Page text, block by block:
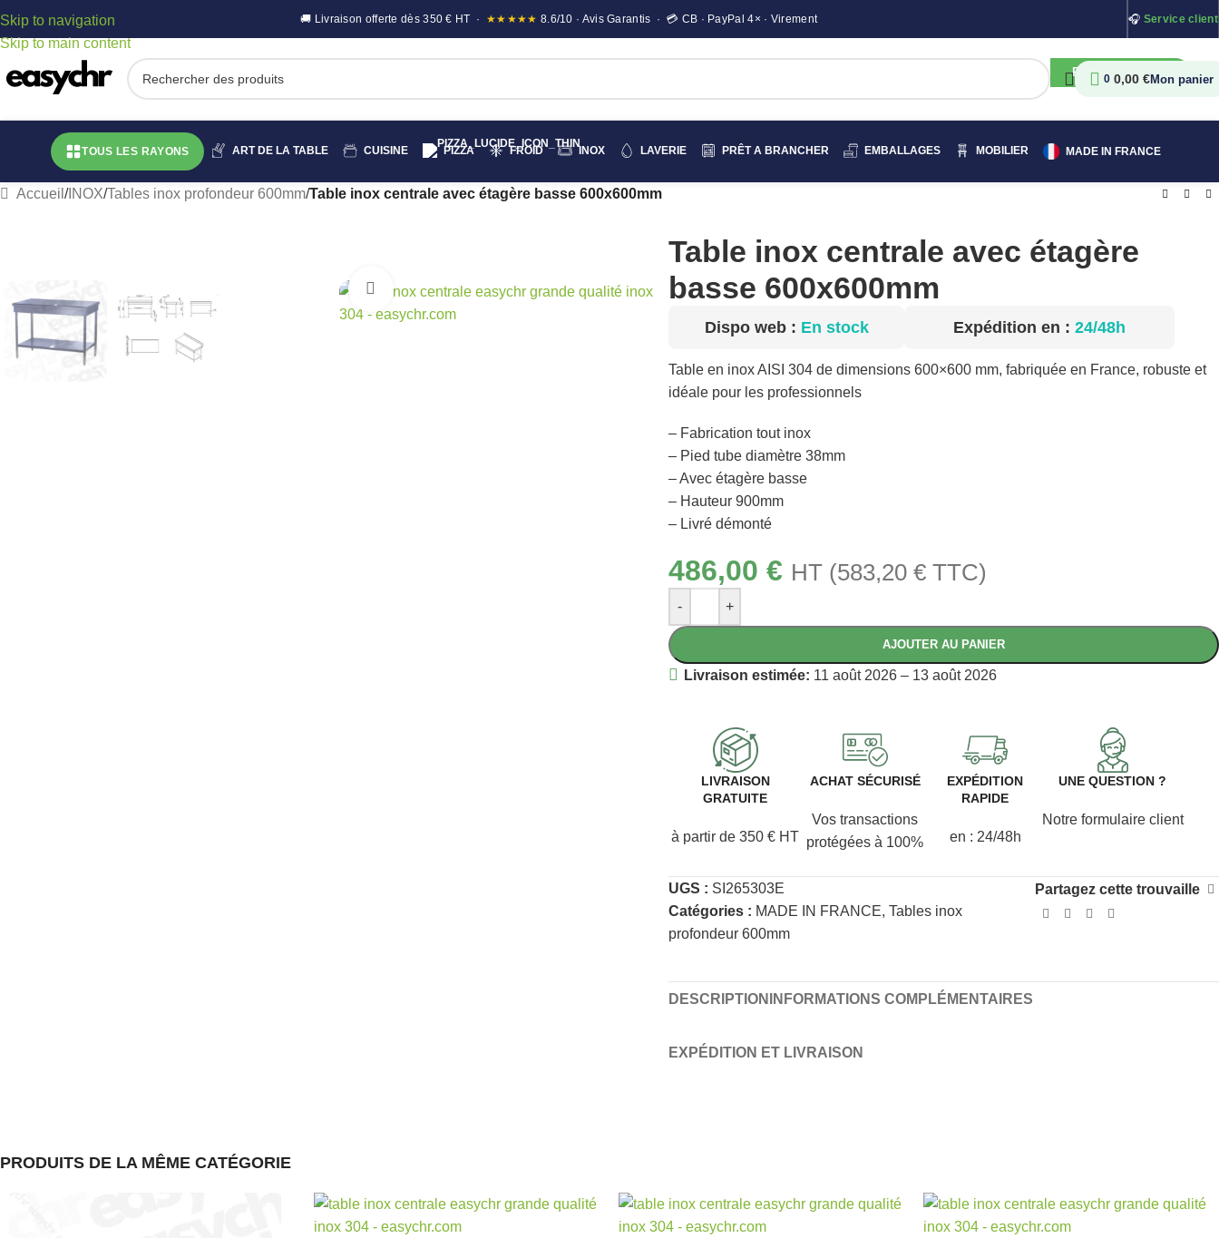
Skip to navigation
Skip to main content
🚚 Livraison offerte dès 350 € HT · ★★★★★ 8.6/10 · Avis Garantis · 💳 CB · PayPal 4× · Virement 🎧 Service client
RECHERCHER
0 0,00 €
TOUS LES RAYONS ART DE LA TABLE CUISINE PIZZA FROID INOX LAVERIE PRÊT A BRANCHER EMBALLAGES MOBILIER MADE IN FRANCE
Accueil /INOX/Tables inox profondeur 600mm/Table inox centrale avec étagère basse 600x600mm
Cliquez pour agrandir
Table inox centrale avec étagère
basse 600x600mm
Dispo web : En stock Expédition en :24/48h
Table en inox AISI 304 de dimensions 600×600 mm, fabriquée en France, robuste et
idéale pour les professionnels
– Fabrication tout inox
– Pied tube diamètre 38mm
– Avec étagère basse
– Hauteur 900mm
– Livré démonté
486,00€ HT (583,20€ TTC)
- +
AJOUTER AU PANIER
Livraison estimée: 11 août 2026 – 13 août 2026
LIVRAISON
GRATUITE
à partir de 350 € HT
ACHAT SÉCURISÉ
Vos transactions
protégées à 100%
EXPÉDITION
RAPIDE
en : 24/48h
UNE QUESTION ?
Notre formulaire client
UGS : SI265303E
Catégories : MADE IN FRANCE, Tables inox
profondeur 600mm
Partagez cette trouvaille
DESCRIPTION INFORMATIONS COMPLÉMENTAIRES
EXPÉDITION ET LIVRAISON
PRODUITS DE LA MÊME CATÉGORIE